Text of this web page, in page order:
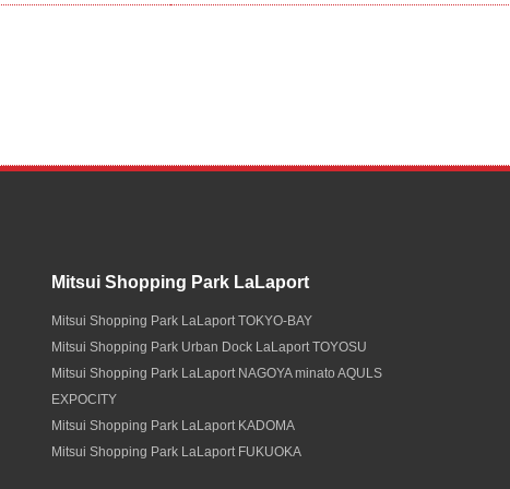
Mitsui Shopping Park LaLaport
Mitsui Shopping Park LaLaport TOKYO-BAY
Mitsui Shopping Park Urban Dock LaLaport TOYOSU
Mitsui Shopping Park LaLaport NAGOYA minato AQULS
EXPOCITY
Mitsui Shopping Park LaLaport KADOMA
Mitsui Shopping Park LaLaport FUKUOKA